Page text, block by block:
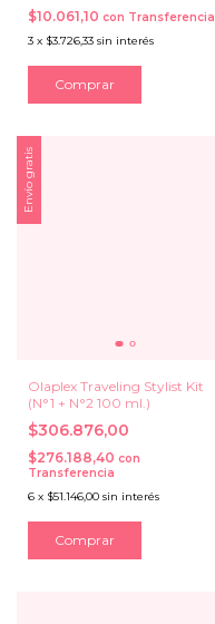
$10.061,10 con Transferencia
3 x $3.726,33 sin interés
Envío gratis
Olaplex Traveling Stylist Kit
(N°1 + N°2 100 ml.)
$306.876,00
$276.188,40 con
Transferencia
6 x $51.146,00 sin interés